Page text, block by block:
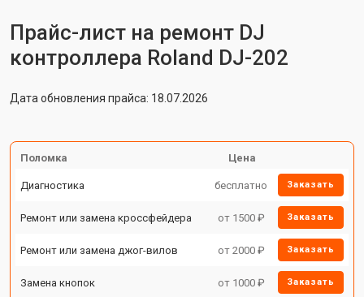
Прайс-лист на ремонт DJ
контроллера Roland DJ-202
Дата обновления прайса: 18.07.2026
Поломка Цена
Диагностика бесплатно Заказать
Ремонт или замена кроссфейдера от 1500 ₽ Заказать
Ремонт или замена джог-вилов от 2000 ₽ Заказать
Замена кнопок от 1000 ₽ Заказать